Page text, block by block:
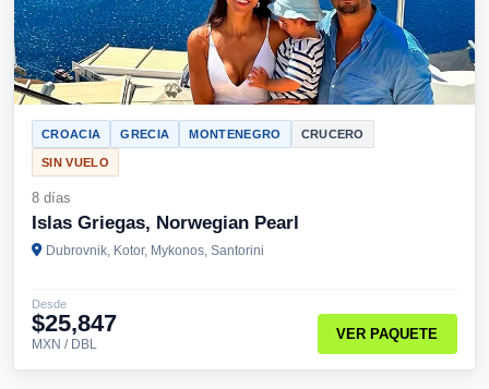
CROACIA GRECIA MONTENEGRO CRUCERO
SIN VUELO
8 días
Islas Griegas, Norwegian Pearl
Dubrovnik, Kotor, Mykonos, Santorini
Desde
$25,847
MXN / DBL
VER PAQUETE